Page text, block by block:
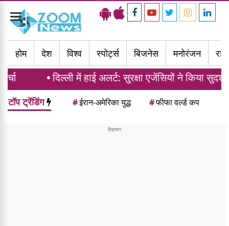
Toggle
navigation
होम
देश विश्व स्पोर्ट्स बिजनेस मनोरंजन
दिल्ली में हाई अलर्ट: सुरक्षा एजेंसियों ने किया सुदर्शन
टॉप ट्रेंडिंग #ईरान-अमेरिका युद्ध #फीफा वर्ल्ड कप